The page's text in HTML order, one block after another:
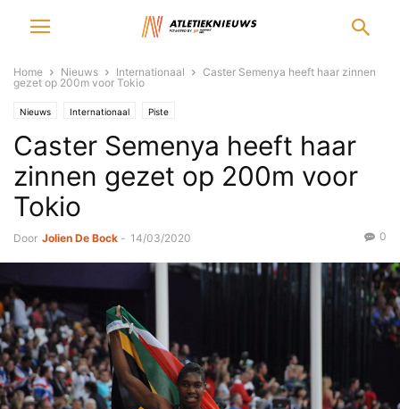
Home Nieuws Internationaal
Caster Semenya heeft haar zinnen
gezet op 200m voor Tokio
Nieuws Internationaal Piste
Caster Semenya heeft haar
zinnen gezet op 200m voor
Tokio
Door Jolien De Bock - 14/03/2020 0